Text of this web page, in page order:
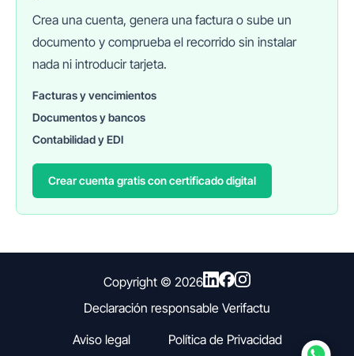
Crea una cuenta, genera una factura o sube un
documento y comprueba el recorrido sin instalar
nada ni introducir tarjeta.
Facturas y vencimientos
Documentos y bancos
Contabilidad y EDI
Crear cuenta gratis con certificado digital
Copyright © 2026
Declaración responsable Verifactu
Aviso legal
Política de Privacidad
FINANEDI
Hablemos ahora
Pedir información sobre FinanEDI